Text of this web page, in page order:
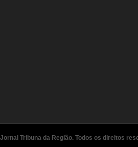
Jornal Tribuna da Região. Todos os direitos